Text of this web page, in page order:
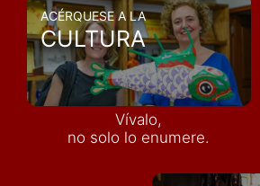
ACÉRQUESE A LA
CULTURA
Vívalo,
no solo lo enumere.